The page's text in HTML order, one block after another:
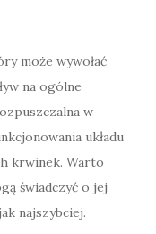
może wywołać
na ogólne
w
układu
krwinek. Warto
świadczyć o jej
najszybciej.